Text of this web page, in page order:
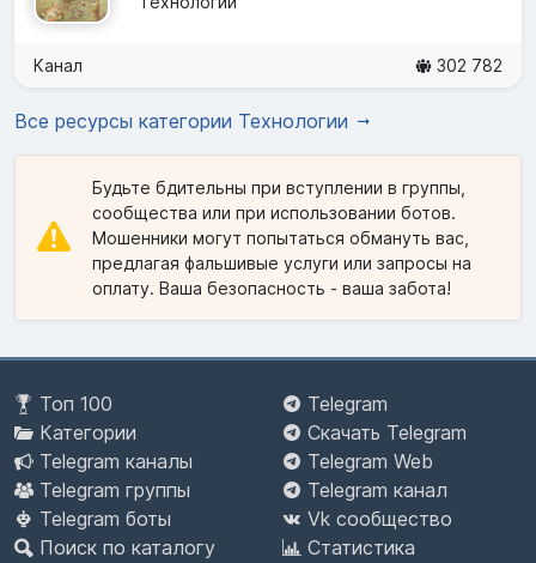
Канал 302 782
Все ресурсы категории Технологии
Будьте бдительны при вступлении в группы,
сообщества или при использовании ботов.
Мошенники могут попытаться обмануть вас,
предлагая фальшивые услуги или запросы на
оплату. Ваша безопасность - ваша забота!
Топ 100
Категории
Telegram каналы
Telegram группы
Telegram боты
Поиск по каталогу
Telegram
Скачать Telegram
Telegram Web
Telegram канал
Vk сообщество
Статистика